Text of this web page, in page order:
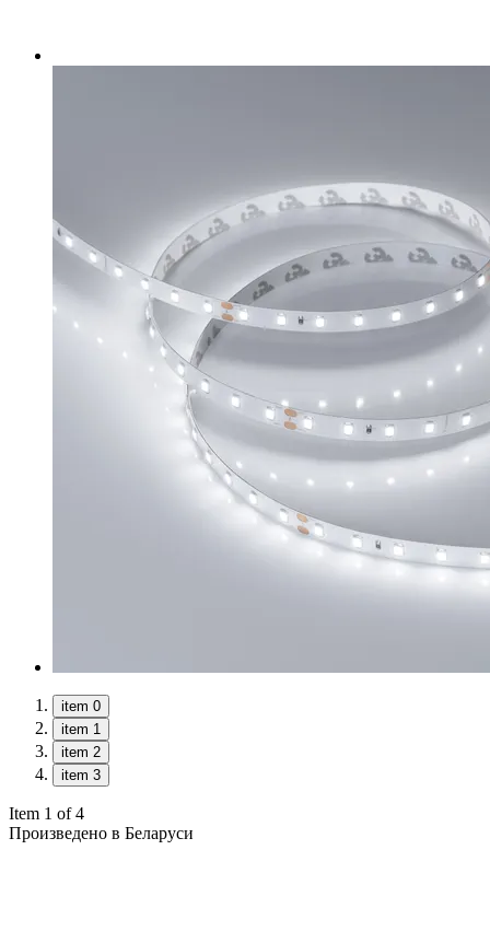
item 0
item 1
item 2
item 3
Item 1 of 4
Произведено в Беларуси